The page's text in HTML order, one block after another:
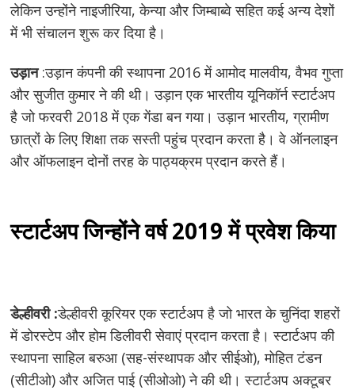
लेकिन उन्होंने नाइजीरिया, केन्या और जिम्बाब्वे सहित कई अन्य देशों
में भी संचालन शुरू कर दिया है।
उड़ान:उड़ान कंपनी की स्थापना 2016 में आमोद मालवीय, वैभव गुप्ता
और सुजीत कुमार ने की थी। उड़ान एक भारतीय यूनिकॉर्न स्टार्टअप
है जो फरवरी 2018 में एक गेंडा बन गया। उड़ान भारतीय, ग्रामीण
छात्रों के लिए शिक्षा तक सस्ती पहुंच प्रदान करता है। वे ऑनलाइन
और ऑफलाइन दोनों तरह के पाठ्यक्रम प्रदान करते हैं।
स्टार्टअप जिन्होंने वर्ष 2019 में प्रवेश किया
डेल्हीवरी :डेल्हीवरी कूरियर एक स्टार्टअप है जो भारत के चुनिंदा शहरों
में डोरस्टेप और होम डिलीवरी सेवाएं प्रदान करता है। स्टार्टअप की
स्थापना साहिल बरुआ (सह-संस्थापक और सीईओ), मोहित टंडन
(सीटीओ) और अजित पाई (सीओओ) ने की थी। स्टार्टअप अक्टूबर